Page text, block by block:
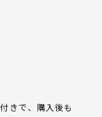
きで、購入後も